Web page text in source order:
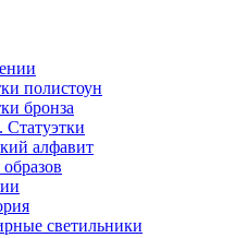
полистоун
бронза
Статуэтки
алфавит
светильники